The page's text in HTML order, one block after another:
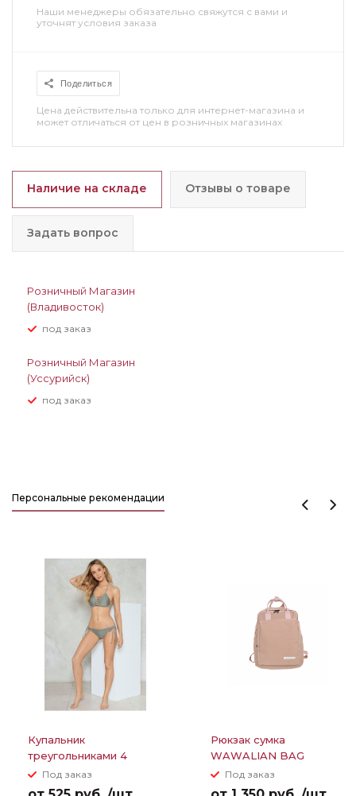
Наши менеджеры обязательно свяжутся с вами и
уточнят условия заказа
Поделиться
Цена действительна только для интернет-магазина и
может отличаться от цен в розничных магазинах
Наличие на складе Отзывы о товаре
Задать вопрос
Розничный Магазин
(Владивосток)
Под заказ
Розничный Магазин
(Уссурийск)
Под заказ
Персональные рекомендации
Купальник
треугольниками 4
полоски между грудей
Под заказ
Рюкзак сумка
WAWALIAN BAG
Под заказ